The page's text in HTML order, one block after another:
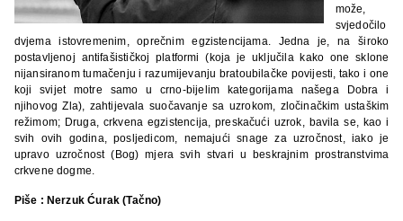
može,
svjedočilo
dvjema istovremenim, oprečnim egzistencijama. Jedna je, na široko
postavljenoj antifašističkoj platformi (koja je uključila kako one sklone
nijansiranom tumačenju i razumijevanju bratoubilačke povijesti, tako i one
koji svijet motre samo u crno-bijelim kategorijama našega Dobra i
njihovog Zla), zahtijevala suočavanje sa uzrokom, zločinačkim ustaškim
režimom; Druga, crkvena egzistencija, preskačući uzrok, bavila se, kao i
svih ovih godina, posljedicom, nemajući snage za uzročnost, iako je
upravo uzročnost (Bog) mjera svih stvari u beskrajnim prostranstvima
crkvene dogme.
Piše : Nerzuk Ćurak (Tačno)